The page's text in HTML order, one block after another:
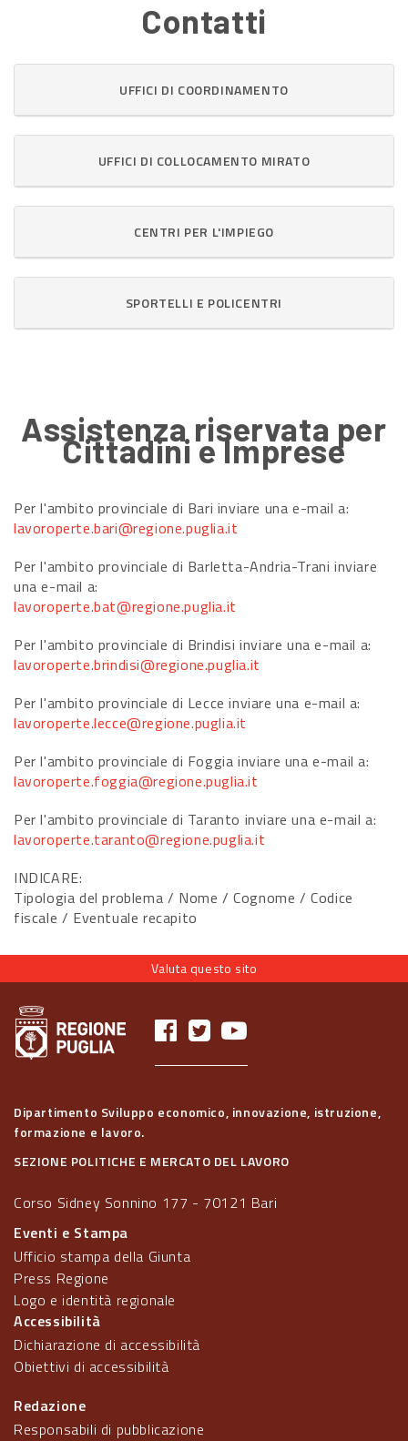
Contatti
UFFICI DI COORDINAMENTO
UFFICI DI COLLOCAMENTO MIRATO
CENTRI PER L'IMPIEGO
SPORTELLI E POLICENTRI
Assistenza riservata per
Cittadini e Imprese
Per l'ambito provinciale di Bari inviare una e-mail a:
lavoroperte.bari@regione.puglia.it
Per l'ambito provinciale di Barletta-Andria-Trani inviare
una e-mail a:
lavoroperte.bat@regione.puglia.it
Per l'ambito provinciale di Brindisi inviare una e-mail a:
lavoroperte.brindisi@regione.puglia.it
Per l'ambito provinciale di Lecce inviare una e-mail a:
lavoroperte.lecce@regione.puglia.it
Per l'ambito provinciale di Foggia inviare una e-mail a:
lavoroperte.foggia@regione.puglia.it
Per l'ambito provinciale di Taranto inviare una e-mail a:
lavoroperte.taranto@regione.puglia.it
INDICARE:
Tipologia del problema / Nome / Cognome / Codice
fiscale / Eventuale recapito
Valuta questo sito
Dipartimento Sviluppo economico, innovazione, istruzione,
formazione e lavoro.
SEZIONE POLITICHE E MERCATO DEL LAVORO
Corso Sidney Sonnino 177 - 70121 Bari
Eventi e Stampa
Ufficio stampa della Giunta
Press Regione
Logo e identità regionale
Accessibilità
Dichiarazione di accessibilità
Obiettivi di accessibilità
Redazione
Responsabili di pubblicazione